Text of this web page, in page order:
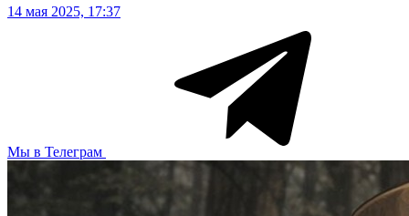
14 мая 2025, 17:37
Мы в Телеграм